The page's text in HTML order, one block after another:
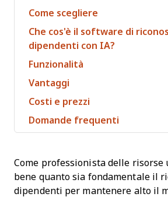
Come scegliere
Che cos'è il software di
dipendenti con IA?
Funzionalità
Vantaggi
Costi e prezzi
Domande frequenti
Come professionista delle risorse
bene quanto sia fondamentale il
dipendenti per mantenere alto il